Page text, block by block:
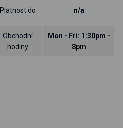
Platnost do n/a
Obchodní
hodiny
Mon - Fri: 1:30pm -
8pm